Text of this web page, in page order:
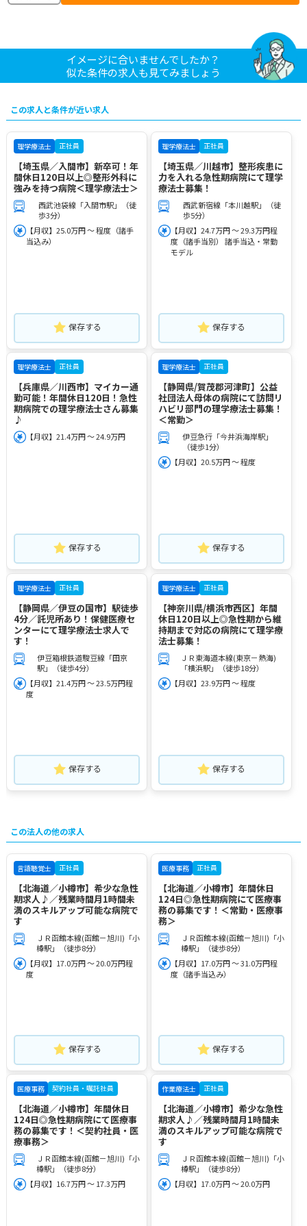
イメージに合いませんでしたか？
似た条件の求人も見てみましょう
この求人と条件が近い求人
理学療法士 正社員
【埼玉県／入間市】新卒可！年
間休日120日以上◎整形外科に
強みを持つ病院＜理学療法士＞
西武池袋線「入間市駅」（徒
歩3分）
【月収】25.0万円 ～ 程度（諸手
当込み）
保存する
理学療法士 正社員
【埼玉県／川越市】整形疾患に
力を入れる急性期病院にて理学
療法士募集！
西武新宿線「本川越駅」（徒
歩5分）
【月収】24.7万円 ～ 29.3万円程
度（諸手当別） 諸手当込・常勤
モデル
保存する
理学療法士 正社員
【兵庫県／川西市】マイカー通
勤可能！年間休日120日！急性
期病院での理学療法士さん募集
♪
【月収】21.4万円 ～ 24.9万円
保存する
理学療法士 正社員
【静岡県/賀茂郡河津町】公益
社団法人母体の病院にて訪問リ
ハビリ部門の理学療法士募集！
＜常勤＞
伊豆急行「今井浜海岸駅」
（徒歩1分）
【月収】20.5万円 ～ 程度
保存する
理学療法士 正社員
【静岡県／伊豆の国市】駅徒歩
4分／託児所あり！保健医療セ
ンターにて理学療法士求人で
す！
伊豆箱根鉄道駿豆線「田京
駅」（徒歩4分）
【月収】21.4万円 ～ 23.5万円程
度
保存する
理学療法士 正社員
【神奈川県/横浜市西区】年間
休日120日以上◎急性期から維
持期まで対応の病院にて理学療
法士募集！
ＪＲ東海道本線(東京－熱海)
「横浜駅」（徒歩18分）
【月収】23.9万円 ～ 程度
保存する
この法人の他の求人
言語聴覚士 正社員
【北海道／小樽市】希少な急性
期求人♪／残業時間月1時間未
満のスキルアップ可能な病院で
す
ＪＲ函館本線(函館－旭川)「小
樽駅」（徒歩8分）
【月収】17.0万円 ～ 20.0万円程
度
保存する
医療事務 正社員
【北海道／小樽市】年間休日
124日◎急性期病院にて医療事
務の募集です！＜常勤・医療事
務＞
ＪＲ函館本線(函館－旭川)「小
樽駅」（徒歩8分）
【月収】17.0万円 ～ 31.0万円程
度（諸手当込み）
保存する
医療事務 契約社員・嘱託社員
【北海道／小樽市】年間休日
124日◎急性期病院にて医療事
務の募集です！＜契約社員・医
療事務＞
ＪＲ函館本線(函館－旭川)「小
樽駅」（徒歩8分）
【月収】16.7万円 ～ 17.3万円
作業療法士 正社員
【北海道／小樽市】希少な急性
期求人♪／残業時間月1時間未
満のスキルアップ可能な病院で
す
ＪＲ函館本線(函館－旭川)「小
樽駅」（徒歩8分）
【月収】17.0万円 ～ 20.0万円